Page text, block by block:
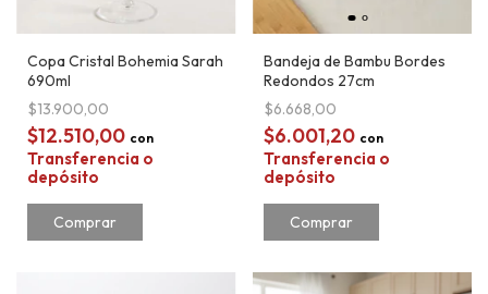
Copa Cristal Bohemia Sarah
690ml
$13.900,00
$12.510,00 con
Transferencia o
depósito
Bandeja de Bambu Bordes
Redondos 27cm
$6.668,00
$6.001,20 con
Transferencia o
depósito
Comprar